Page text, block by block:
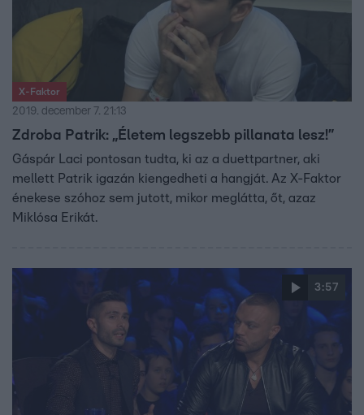
X-Faktor
2019. december 7. 21:13
Zdroba Patrik: „Életem legszebb pillanata lesz!”
Gáspár Laci pontosan tudta, ki az a duettpartner, aki
mellett Patrik igazán kiengedheti a hangját. Az X-Faktor
énekese szóhoz sem jutott, mikor meglátta, őt, azaz
Miklósa Erikát.
3:57